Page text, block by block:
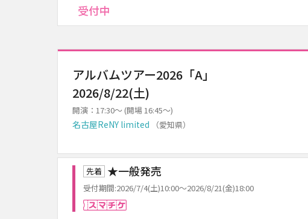
受付中
アルバムツアー2026「A」
2026/8/22(土)
開演：17:30～ (開場 16:45～)
名古屋ReNY limited （愛知県）
先着 ★一般発売
受付期間:2026/7/4(土)10:00～2026/8/21(金)18:00